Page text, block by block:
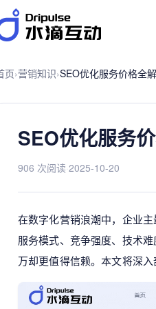
页›营销知识›SEO优化服务价格全
SEO优化服务
906 次阅读 2025-10-20
在数字化营销浪潮中，企业
服务模式、竞争强度、技术
万却更值得信赖。本文将深